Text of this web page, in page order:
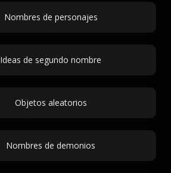
Nombres de personajes
Ideas de segundo nombre
Objetos aleatorios
Nombres de demonios